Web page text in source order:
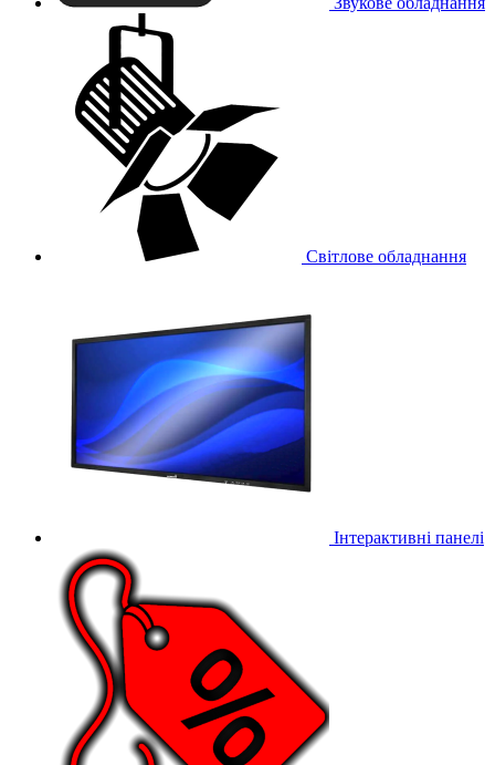
Світлове обладнання
Інтерактивні панелі